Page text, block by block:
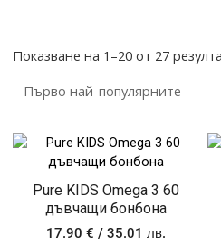
Показване на 1–20 от 27
Pure KIDS Omega 3 60
дъвчащи бонбона
17.90 € / 35.01 лв.